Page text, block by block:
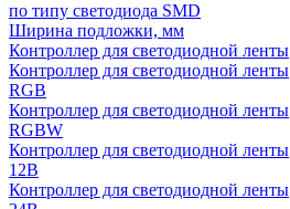
по типу светодиода SMD
Ширина подложки, мм
Контроллер для светодиодной ленты
Контроллер для светодиодной ленты
RGB
Контроллер для светодиодной ленты
RGBW
Контроллер для светодиодной ленты
12В
Контроллер для светодиодной ленты